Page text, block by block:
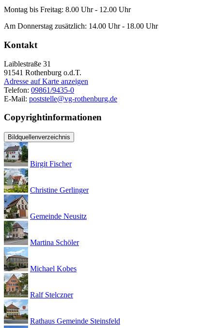
Montag bis Freitag: 8.00 Uhr - 12.00 Uhr
Am Donnerstag zusätzlich: 14.00 Uhr - 18.00 Uhr
Kontakt
Laiblestraße 31
91541 Rothenburg o.d.T.
Adresse auf Karte anzeigen
Telefon: 09861/9435-0
E-Mail: poststelle@vg-rothenburg.de
Copyrightinformationen
Bildquellenverzeichnis
Birgit Fischer
Christine Gerlinger
Gemeinde Neusitz
Martina Schöler
Michael Kobes
Ralf Stelczner
Rathaus Gemeinde Steinsfeld